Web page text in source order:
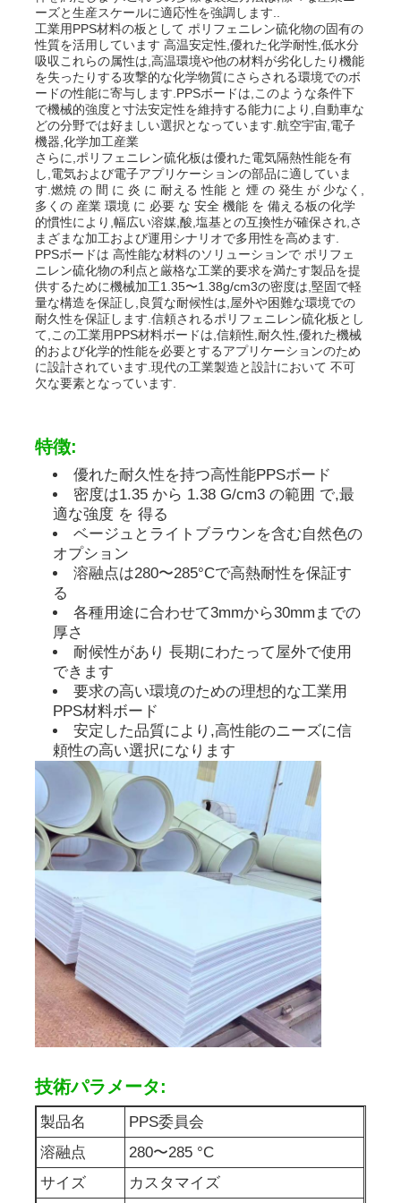
会社案内
品質管理
お問い合わせ
ニュース
すべての場合
見積依頼
PPのプラスチック板
PP広告ボード
プラスチックPPシート
PPSボード
難燃性ポリプロピレンシート
PPは構造板をくり抜く
PP壁紙
ポリプロピレン シート
PPパイプ
ポリプロピレン管材
ーズと生産スケールに適応性を強調します..
工業用PPS材料の板として ポリフェニレン硫化物の固有の
性質を活用しています 高温安定性,優れた化学耐性,低水分
吸収これらの属性は,高温環境や他の材料が劣化したり機能
を失ったりする攻撃的な化学物質にさらされる環境でのボ
ードの性能に寄与します.PPSボードは,このような条件下
で機械的強度と寸法安定性を維持する能力により,自動車な
どの分野では好ましい選択となっています.航空宇宙,電子
機器,化学加工産業
さらに,ポリフェニレン硫化板は優れた電気隔熱性能を有
し,電気および電子アプリケーションの部品に適していま
す.燃焼 の 間 に 炎 に 耐える 性能 と 煙 の 発生 が 少なく,
多くの 産業 環境 に 必要 な 安全 機能 を 備える板の化学
的慣性により,幅広い溶媒,酸,塩基との互換性が確保され,さ
まざまな加工および運用シナリオで多用性を高めます.
PPSボードは 高性能な材料のソリューションで ポリフェ
ニレン硫化物の利点と厳格な工業的要求を満たす製品を提
供するために機械加工1.35〜1.38g/cm3の密度は,堅固で軽
量な構造を保証し,良質な耐候性は,屋外や困難な環境での
耐久性を保証します.信頼されるポリフェニレン硫化板とし
て,この工業用PPS材料ボードは,信頼性,耐久性,優れた機械
的および化学的性能を必要とするアプリケーションのため
に設計されています.現代の工業製造と設計において 不可
欠な要素となっています.
特徴:
優れた耐久性を持つ高性能PPSボード
密度は1.35 から 1.38 G/cm3 の範囲 で,最
適な強度 を 得る
ベージュとライトブラウンを含む自然色の
オプション
溶融点は280〜285°Cで高熱耐性を保証す
る
各種用途に合わせて3mmから30mmまでの
厚さ
耐候性があり 長期にわたって屋外で使用
できます
要求の高い環境のための理想的な工業用
PPS材料ボード
安定した品質により,高性能のニーズに信
頼性の高い選択になります
技術パラメータ:
製品名
PPS委員会
溶融点
280〜285 °C
サイズ
カスタマイズ